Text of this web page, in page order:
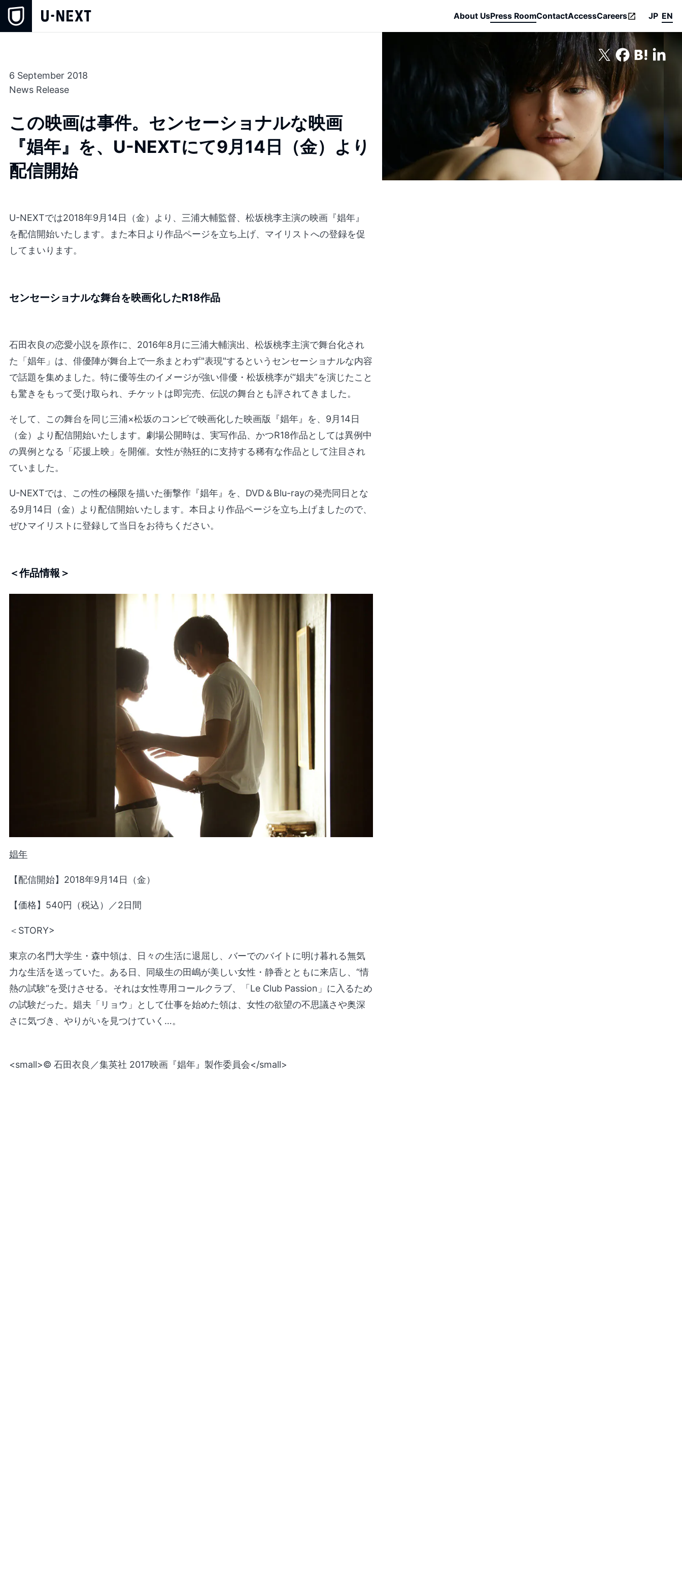
About UsPress RoomContactAccessCareers JP EN
6 September 2018
News Release
この映画は事件。センセーショナルな映画
『娼年』を、U-NEXTにて9月14日（金）より
配信開始
U-NEXTでは2018年9月14日（金）より、三浦大輔監督、松坂桃李主演の映画『娼年』
を配信開始いたします。また本日より作品ページを立ち上げ、マイリストへの登録を促
してまいります。
センセーショナルな舞台を映画化したR18作品
石田衣良の恋愛小説を原作に、2016年8月に三浦大輔演出、松坂桃李主演で舞台化され
た「娼年」は、俳優陣が舞台上で一糸まとわず"表現"するというセンセーショナルな内容
で話題を集めました。特に優等生のイメージが強い俳優・松坂桃李が“娼夫”を演じたこと
も驚きをもって受け取られ、チケットは即完売、伝説の舞台とも評されてきました。
そして、この舞台を同じ三浦×松坂のコンビで映画化した映画版『娼年』を、9月14日
（金）より配信開始いたします。劇場公開時は、実写作品、かつR18作品としては異例中
の異例となる「応援上映」を開催。女性が熱狂的に支持する稀有な作品として注目され
ていました。
U-NEXTでは、この性の極限を描いた衝撃作『娼年』を、DVD＆Blu-rayの発売同日とな
る9月14日（金）より配信開始いたします。本日より作品ページを立ち上げましたので、
ぜひマイリストに登録して当日をお待ちください。
＜作品情報＞
娼年
【配信開始】2018年9月14日（金）
【価格】540円（税込）／2日間
＜STORY>
東京の名門大学生・森中領は、日々の生活に退屈し、バーでのバイトに明け暮れる無気
力な生活を送っていた。ある日、同級生の田嶋が美しい女性・静香とともに来店し、“情
熱の試験“を受けさせる。それは女性専用コールクラブ、「Le Club Passion」に入るため
の試験だった。娼夫「リョウ」として仕事を始めた領は、女性の欲望の不思議さや奥深
さに気づき、やりがいを見つけていく…。
<small>© 石田衣良／集英社 2017映画『娼年』製作委員会</small>